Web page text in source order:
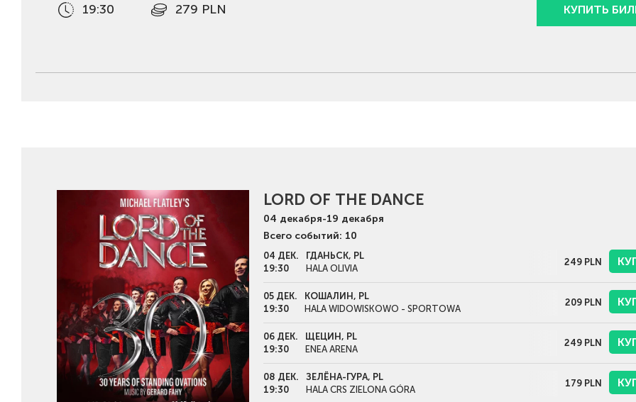
19:30 279 PLN КУПИТЬ
LORD OF THE DANCE
04 декабря-19 декабря
Всего событий: 10
04 ДЕК.
19:30
ГДАНЬСК, PL
HALA OLIVIA
249PLN
05 ДЕК.
19:30
КОШАЛИН, PL
HALA WIDOWISKOWO - SPORTOWA
209PLN
06 ДЕК.
19:30
ЩЕЦИН, PL
ENEA ARENA
249PLN
08 ДЕК.
19:30
ЗЕЛЁНА-ГУРА, PL
HALA CRS ZIELONA GÓRA
179PLN